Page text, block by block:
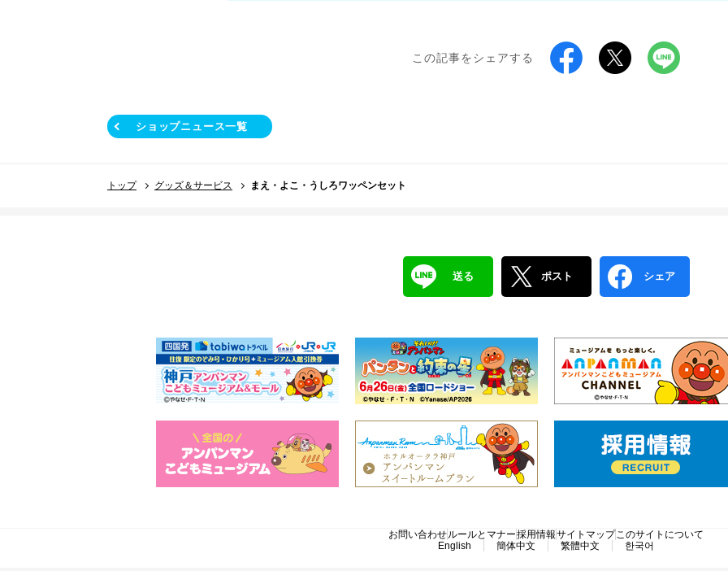
この記事をシェアする
ショップニュース一覧
トップ グッズ＆サービス まえ・よこ・うしろワッペンセット
送る ポスト シェア
お問い合わせルールとマナー採用情報サイトマップこのサイトについて
English
簡体中文 繁體中文 한국어